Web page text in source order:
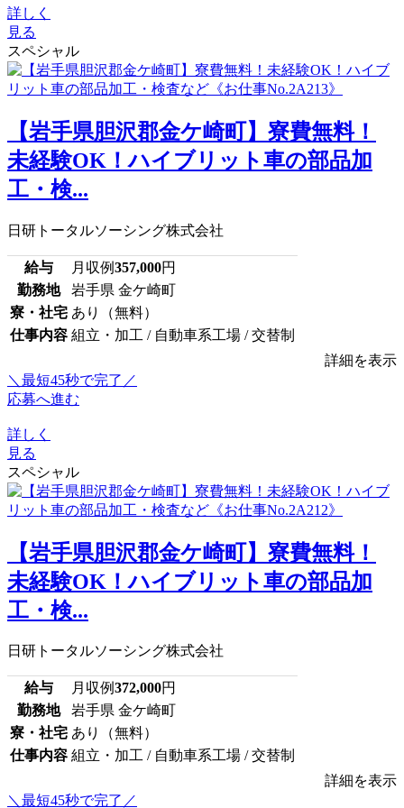
詳しく
見る
スペシャル
【岩手県胆沢郡金ケ崎町】寮費無料！
未経験OK！ハイブリット車の部品加
工・検...
日研トータルソーシング株式会社
給与 月収例357,000円
勤務地
岩手県 金ケ崎町
寮・社宅 あり（無料）
仕事内容 組立・加工 / 自動車系工場 / 交替制
詳細を表示
＼最短45秒で完了／
応募へ進む
詳しく
見る
スペシャル
【岩手県胆沢郡金ケ崎町】寮費無料！
未経験OK！ハイブリット車の部品加
工・検...
日研トータルソーシング株式会社
給与 月収例372,000円
勤務地
岩手県 金ケ崎町
寮・社宅 あり（無料）
仕事内容 組立・加工 / 自動車系工場 / 交替制
詳細を表示
＼最短45秒で完了／